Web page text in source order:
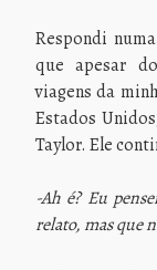
Respondi
que apesar
viagens da
Estados
Taylor. Ele
-Ah é? Eu
relato, mas que